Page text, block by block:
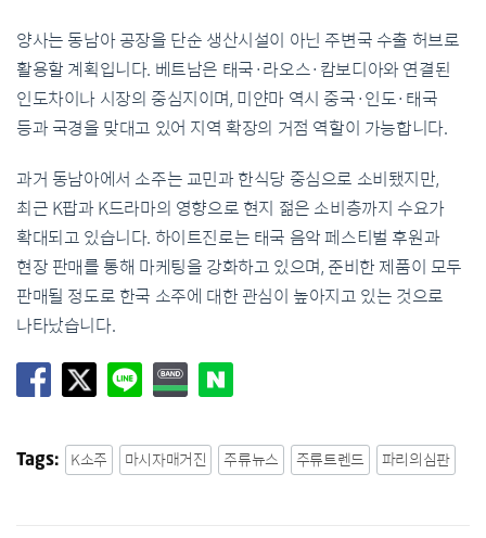
양사는 동남아 공장을 단순 생산시설이 아닌 주변국 수출 허브로
활용할 계획입니다. 베트남은 태국·라오스·캄보디아와 연결된
인도차이나 시장의 중심지이며, 미얀마 역시 중국·인도·태국
등과 국경을 맞대고 있어 지역 확장의 거점 역할이 가능합니다.
과거 동남아에서 소주는 교민과 한식당 중심으로 소비됐지만,
최근 K팝과 K드라마의 영향으로 현지 젊은 소비층까지 수요가
확대되고 있습니다. 하이트진로는 태국 음악 페스티벌 후원과
현장 판매를 통해 마케팅을 강화하고 있으며, 준비한 제품이 모두
판매될 정도로 한국 소주에 대한 관심이 높아지고 있는 것으로
나타났습니다.
Tags: K소주 마시자매거진 주류뉴스 주류트렌드 파리의심판